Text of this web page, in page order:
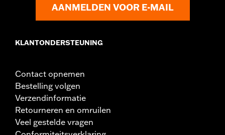
Bij het verwijderen en installeren van
AANMELDEN VOOR E-MAIL
KLANTONDERSTEUNING
Contact opnemen
Bestelling volgen
Verzendinformatie
Retourneren en omruilen
Veel gestelde vragen